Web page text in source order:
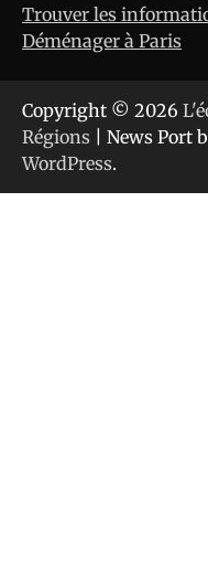
Trouver les
Déménager à Paris
Copyright © 2026
Régions | News Port
WordPress.